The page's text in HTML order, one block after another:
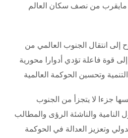
مايقرب من نصف سكان العالم
إلى انتقال الجنوب العالمي من
قوة فاعلة تؤدي أدوارا محورية
جزءا لا يتجزأ من الجنوب
النامية والناشئة الرؤى والمطالب
وتعزيز العدالة في الحوكمة